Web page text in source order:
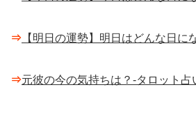
⇒ 【明日の運勢】明日はどんな日に
⇒元彼の今の気持ちは？-タロット占